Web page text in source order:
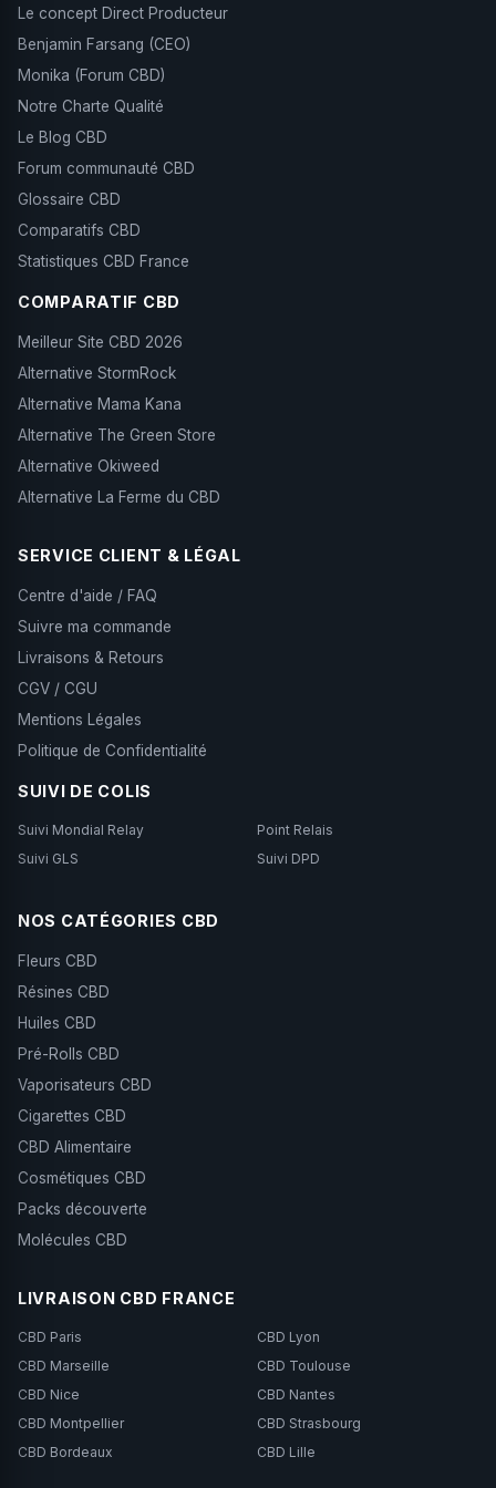
Le concept Direct Producteur
Benjamin Farsang (CEO)
Monika (Forum CBD)
Notre Charte Qualité
Le Blog CBD
Forum communauté CBD
Glossaire CBD
Comparatifs CBD
Statistiques CBD France
COMPARATIF CBD
Meilleur Site CBD 2026
Alternative StormRock
Alternative Mama Kana
Alternative The Green Store
Alternative Okiweed
Alternative La Ferme du CBD
SERVICE CLIENT & LÉGAL
Centre d'aide / FAQ
Suivre ma commande
Livraisons & Retours
CGV / CGU
Mentions Légales
Politique de Confidentialité
SUIVI DE COLIS
Suivi Mondial Relay
Point Relais
Suivi GLS
Suivi DPD
NOS CATÉGORIES CBD
Fleurs CBD
Résines CBD
Huiles CBD
Pré-Rolls CBD
Vaporisateurs CBD
Cigarettes CBD
CBD Alimentaire
Cosmétiques CBD
Packs découverte
Molécules CBD
LIVRAISON CBD FRANCE
CBD Paris
CBD Lyon
CBD Marseille
CBD Toulouse
CBD Nice
CBD Nantes
CBD Montpellier
CBD Strasbourg
CBD Bordeaux
CBD Lille